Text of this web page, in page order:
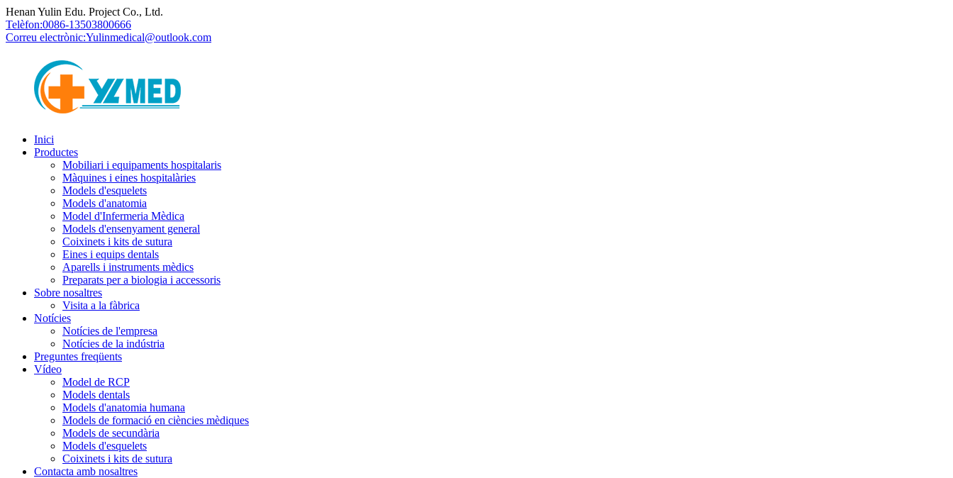
Henan Yulin Edu. Project Co., Ltd.
Telèfon:0086-13503800666
Correu electrònic:Yulinmedical@outlook.com
Inici
Productes
Mobiliari i equipaments hospitalaris
Màquines i eines hospitalàries
Models d'esquelets
Models d'anatomia
Model d'Infermeria Mèdica
Models d'ensenyament general
Coixinets i kits de sutura
Eines i equips dentals
Aparells i instruments mèdics
Preparats per a biologia i accessoris
Sobre nosaltres
Visita a la fàbrica
Notícies
Notícies de l'empresa
Notícies de la indústria
Preguntes freqüents
Vídeo
Model de RCP
Models dentals
Models d'anatomia humana
Models de formació en ciències mèdiques
Models de secundària
Models d'esquelets
Coixinets i kits de sutura
Contacta amb nosaltres